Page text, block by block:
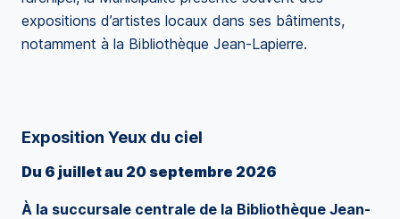
expositions d’artistes locaux dans ses bâtiments,
notamment à la Bibliothèque Jean-Lapierre.
Exposition Yeux du ciel
Du 6 juillet au 20 septembre 2026
À la succursale centrale de la Bibliothèque Jean-